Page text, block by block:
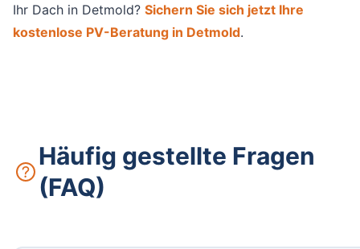
Ihr Dach in Detmold? Sichern Sie sich jetzt Ihre
kostenlose PV-Beratung in Detmold.
Häufig gestellte Fragen
(FAQ)